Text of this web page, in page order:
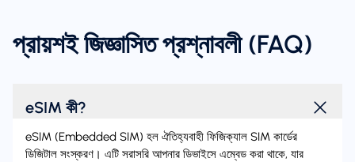
প্রায়শই জিজ্ঞাসিত প্রশ্নাবলী (FAQ)
eSIM কী?
eSIM (Embedded SIM) হল ঐতিহ্যবাহী ফিজিক্যাল SIM কার্ডের
ডিজিটাল সংস্করণ। এটি সরাসরি আপনার ডিভাইসে এম্বেড করা থাকে, যার